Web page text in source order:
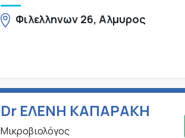
Φιλελληνων 26, Αλμυρος
Dr ΕΛΕΝΗ ΚΑΠΑΡΑΚΗ
Μικροβιολόγος